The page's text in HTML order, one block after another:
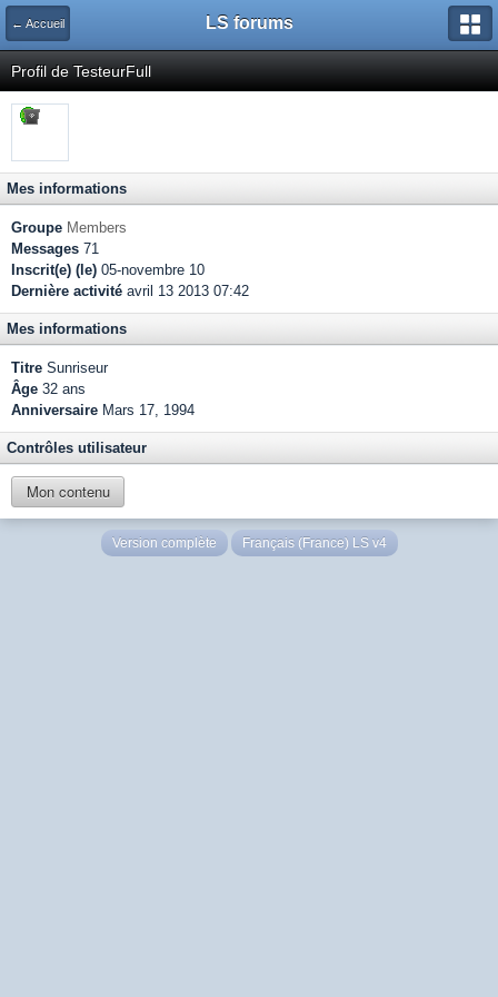
← Accueil LS forums
Profil de TesteurFull
Mes informations
Groupe Members
Messages 71
Inscrit(e) (le) 05-novembre 10
Dernière activité avril 13 2013 07:42
Mes informations
Titre Sunriseur
Âge 32 ans
Anniversaire Mars 17, 1994
Contrôles utilisateur
Mon contenu
Version complète Français (France) LS v4